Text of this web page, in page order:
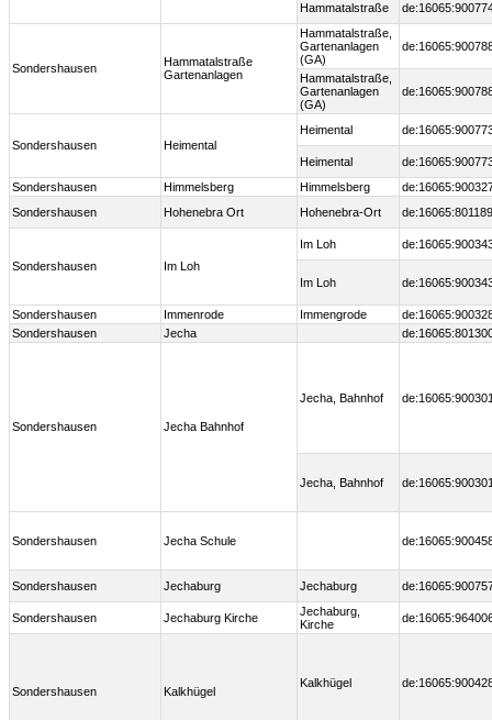
Hammatalstraße
Sondershausen
Hammatalstraße
Gartenanlagen
Hammatalstraße,
Gartenanlagen
(GA)
Hammatalstraße,
Gartenanlagen
(GA)
Sondershausen Heimental
Heimental
Heimental
Sondershausen
Himmelsberg Himmelsberg
Sondershausen
Hohenebra Ort Hohenebra-Ort
Sondershausen Im Loh
Im Loh
Im Loh
Sondershausen Immenrode Immengrode
Sondershausen
Jecha
Sondershausen Jecha Bahnhof
Jecha, Bahnhof
Jecha, Bahnhof
Sondershausen Jecha Schule
Sondershausen Jechaburg Jechaburg
Sondershausen Jechaburg Kirche
Jechaburg,
Kirche
Sondershausen Kalkhügel
Kalkhügel